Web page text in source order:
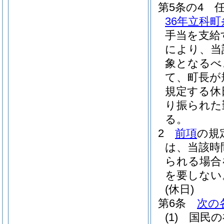
第5条の4
36年立科
手当を支
により、
象となる
て、町長
規定する休
り振られ
る。
2
前項の規
は、当該
られる場
を要しな
(休日)
第6条
次の
(1)
国民